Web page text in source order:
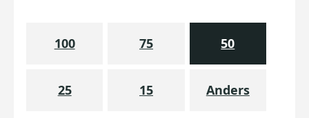
100 75 50
25 15 Anders